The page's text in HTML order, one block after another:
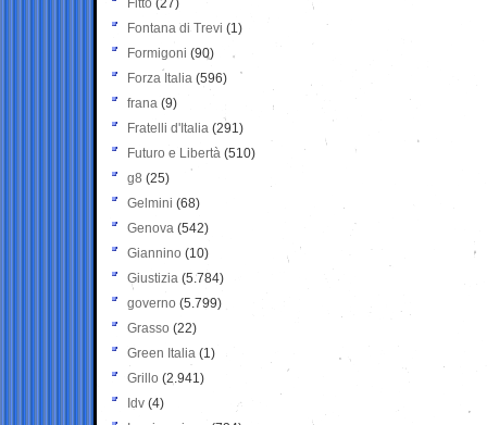
Fitto (27)
Fontana di Trevi (1)
Formigoni (90)
Forza Italia (596)
frana (9)
Fratelli d'Italia (291)
Futuro e Libertà (510)
g8 (25)
Gelmini (68)
Genova (542)
Giannino (10)
Giustizia (5.784)
governo (5.799)
Grasso (22)
Green Italia (1)
Grillo (2.941)
Idv (4)